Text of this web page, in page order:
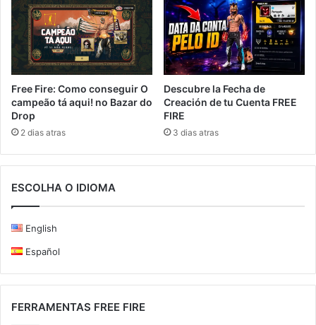
Free Fire: Como conseguir O
campeão tá aqui! no Bazar do
Drop
2 dias atras
Descubre la Fecha de
Creación de tu Cuenta FREE
FIRE
3 dias atras
ESCOLHA O IDIOMA
English
Español
FERRAMENTAS FREE FIRE